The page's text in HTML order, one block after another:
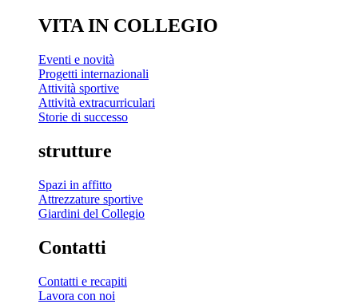
VITA IN COLLEGIO
Eventi e novità
Progetti internazionali
Attività sportive
Attività extracurriculari
Storie di successo
strutture
Spazi in affitto
Attrezzature sportive
Giardini del Collegio
Contatti
Contatti e recapiti
Lavora con noi